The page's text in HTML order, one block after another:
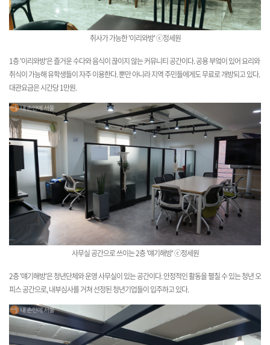
취사가 가능한 '이리와방' ⓒ정세원
1층 '이리와방'은 즐거운 수다와 음식이 끊이지 않는 커뮤니티 공간이다. 공용 부엌이 있어 요리와
취식이 가능해 유학생들이 자주 이용한다. 뿐만 아니라 지역 주민들에게도 무료로 개방되고 있다.
대관요금은 시간당 1만원.
사무실 공간으로 쓰이는 2층 '얘기해방' ⓒ정세원
2층 '얘기해방'은 청년단체와 운영 사무실이 있는 공간이다. 안정적인 활동을 펼칠 수 있는 청년 오
피스 공간으로, 내부심사를 거쳐 선정된 청년기업들이 입주하고 있다.